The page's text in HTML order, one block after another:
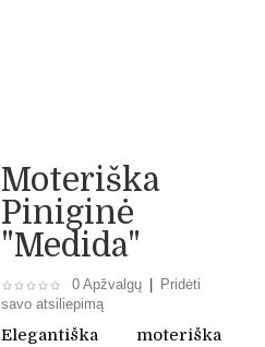
Moteriška
Piniginė
"Medida"
0 Apžvalgų
Pridėti
savo atsiliepimą
Elegantiška moteriška